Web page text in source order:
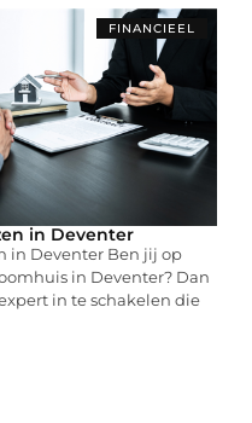
FINANCIEEL
in Deventer
in Deventer Ben jij op
in Deventer? Dan
in te schakelen die